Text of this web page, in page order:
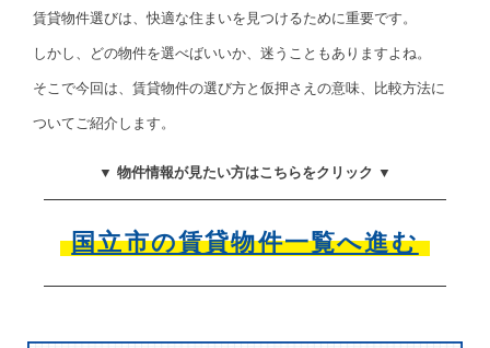
賃貸物件選びは、快適な住まいを見つけるために重要です。
しかし、どの物件を選べばいいか、迷うこともありますよね。
そこで今回は、賃貸物件の選び方と仮押さえの意味、比較方法に
ついてご紹介します。
▼ 物件情報が見たい方はこちらをクリック ▼
国立市の賃貸物件一覧へ進む